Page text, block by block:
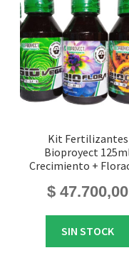
Kit Fertilizantes
Bioproyect
Crecimiento +
$ 47.700,00
SIN STOCK